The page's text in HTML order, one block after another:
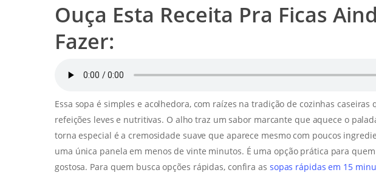
Ouça Esta Receita Pra Ficas
Fazer:
Essa sopa é simples e acolhedora, com raízes na tradição de cozinhas
refeições leves e nutritivas. O alho traz um sabor marcante que aquece o
torna especial é a cremosidade suave que aparece mesmo com poucos
uma única panela em menos de vinte minutos. É uma opção prática para
gostosa. Para quem busca opções rápidas, confira as sopas rápidas em 15